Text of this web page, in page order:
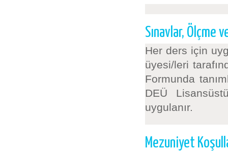
Sınavlar, Ölçme
Her ders için
üyesi/leri
Formunda
DEÜ
uygulanır.
Mezuniyet